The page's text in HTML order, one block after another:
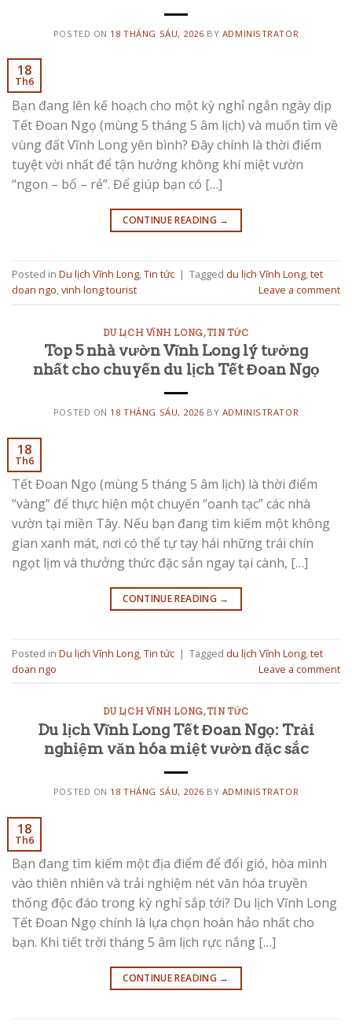
POSTED ON 18 THÁNG SÁU, 2026 BY ADMINISTRATOR
18
Th6
Bạn đang lên kế hoạch cho một kỳ nghỉ ngắn ngày dịp
Tết Đoan Ngọ (mùng 5 tháng 5 âm lịch) và muốn tìm về
vùng đất Vĩnh Long yên bình? Đây chính là thời điểm
tuyệt vời nhất để tận hưởng không khí miệt vườn
“ngon – bổ – rẻ”. Để giúp bạn có […]
CONTINUE READING →
Posted in Du lịch Vĩnh Long,Tin tức | Tagged du lịch Vĩnh Long,tet
doan ngo,vinh long tourist Leave a comment
DU LỊCH VĨNH LONG,TIN TỨC
Top 5 nhà vườn Vĩnh Long lý tưởng
nhất cho chuyến du lịch Tết Đoan Ngọ
POSTED ON 18 THÁNG SÁU, 2026 BY ADMINISTRATOR
18
Th6
Tết Đoan Ngọ (mùng 5 tháng 5 âm lịch) là thời điểm
“vàng” để thực hiện một chuyến “oanh tạc” các nhà
vườn tại miền Tây. Nếu bạn đang tìm kiếm một không
gian xanh mát, nơi có thể tự tay hái những trái chín
ngọt lịm và thưởng thức đặc sản ngay tại cành, […]
CONTINUE READING →
Posted in Du lịch Vĩnh Long Tin tức | Tagged du lịch Vĩnh Long tet
doan ngo
Leave a comment
DU LỊCH VĨNH LONG,TIN TỨC
Du lịch Vĩnh Long Tết Đoan Ngọ: Trải
nghiệm văn hóa miệt vườn đặc sắc
POSTED ON 18 THÁNG SÁU, 2026 BY ADMINISTRATOR
18
Th6
Bạn đang tìm kiếm một địa điểm để đổi gió, hòa mình
vào thiên nhiên và trải nghiệm nét văn hóa truyền
thống độc đáo trong kỳ nghỉ sắp tới? Du lịch Vĩnh Long
Tết Đoan Ngọ chính là lựa chọn hoàn hảo nhất cho
bạn. Khi tiết trời tháng 5 âm lịch rực nắng […]
CONTINUE READING →